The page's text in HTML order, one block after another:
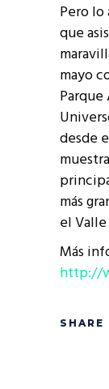
Pero
que
mayo
desde
más
el
Más
http://